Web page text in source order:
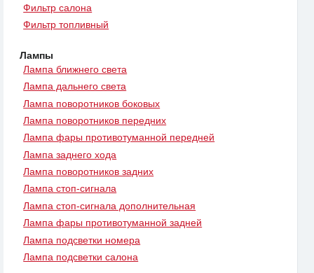
Фильтр салона
Фильтр топливный
Лампы
Лампа ближнего света
Лампа дальнего света
Лампа поворотников боковых
Лампа поворотников передних
Лампа фары противотуманной передней
Лампа заднего хода
Лампа поворотников задних
Лампа стоп-сигнала
Лампа стоп-сигнала дополнительная
Лампа фары противотуманной задней
Лампа подсветки номера
Лампа подсветки салона